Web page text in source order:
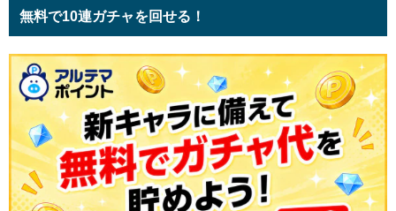
無料で10連ガチャを回せる！